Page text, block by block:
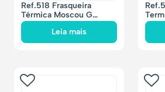
Ref.518 Frasqueira
Térmica Moscou G
24x18x26cm – 11 litros
Leia mais